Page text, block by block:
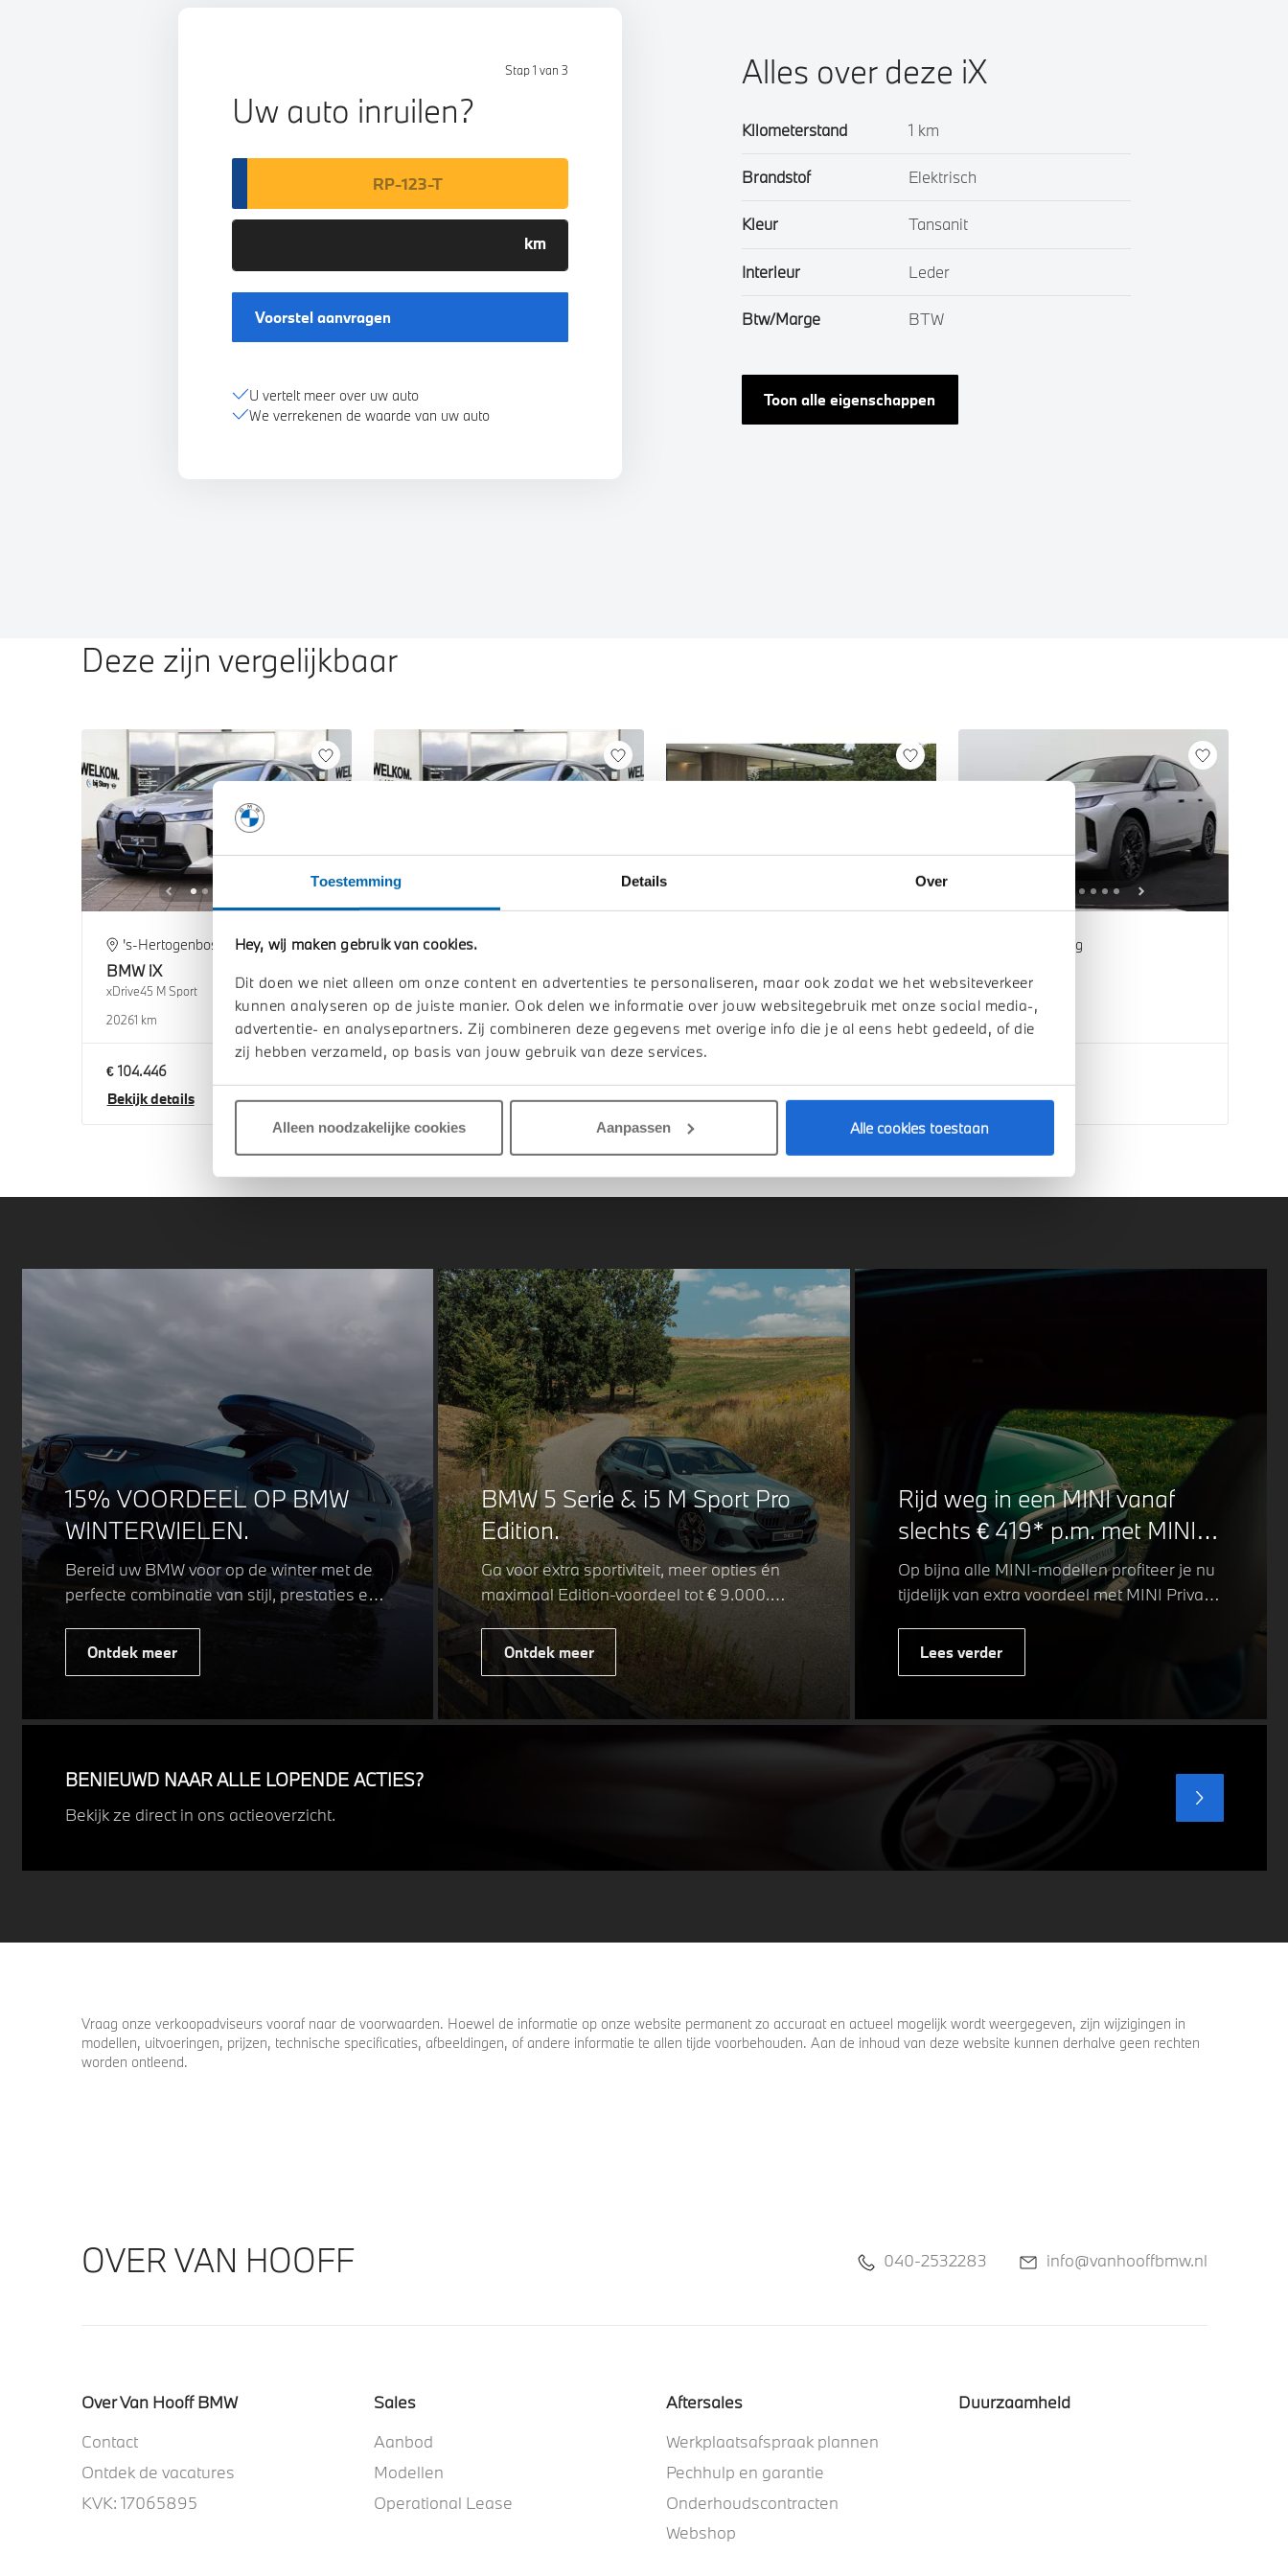
Toestemming Details Over
Hey, wij maken gebruik van cookies.
Dit doen we niet alleen om onze content en advertenties te personaliseren, maar ook zodat we het websiteverkeer
kunnen analyseren op de juiste manier. Ook delen we informatie over jouw websitegebruik met onze social media-,
advertentie- en analysepartners. Zij combineren deze gegevens met overige info die je al eens hebt gedeeld, of die
zij hebben verzameld, op basis van jouw gebruik van deze services.
Alleen noodzakelijke cookies Aanpassen Alle cookies toestaan
Stap 1 van 3
Uw auto inruilen?
Voorstel aanvragen
U vertelt meer over uw auto
We verrekenen de waarde van uw auto
Alles over deze iX
Kilometerstand 1 km
Brandstof Elektrisch
Kleur Tansanit
Interieur Leder
Btw/Marge BTW
Toon alle eigenschappen
Deze zijn vergelijkbaar
's-Hertogenbosch
BMW iX
xDrive45 M Sport
20261 km
€ 104.446
Bekijk details
's-Hertogenbosch
xDrive45 M Sport
2026
Bekijk details
xDrive45 M Sport
1 km
Bekijk details
Waardenburg
xDrive45 M Sport
2026 1 km
Bekijk details
15% VOORDEEL OP BMW
WINTERWIELEN.
Bereid uw BMW voor op de winter met de
perfecte combinatie van stijl, prestaties en
of elegante look, onze winterwielen zijn
uitdagende weersomstandigheden.
Ontdek meer
BMW 5 Serie & i5 M Sport Pro
Edition.
Ga voor extra sportiviteit, meer opties én
maximaal Edition-voordeel tot € 9.000.
Fiscaal leverbaar vanaf € 75.347. Met de
BMW 5 Serie & i5 M Sport Pro Edition kiest
u voor een rijk uitgeruste uitvoering waarin
juist de details het verschil maken. De
details die ervoor zorgen dat u nog één
keer omkijkt voordat u verder loopt.
Ontdek meer
Rijd weg in een MINI vanaf
slechts € 419* p.m. met MINI
Private Lease.
Op bijna alle MINI-modellen profiteer je nu
tijdelijk van extra voordeel met MINI Private
per maand, in plaats van € 449. Afhankelijk
Lees verder
BENIEUWD NAAR ALLE LOPENDE ACTIES?
Bekijk ze direct in ons actieoverzicht.
Vraag onze verkoopadviseurs vooraf naar de voorwaarden. Hoewel de informatie op onze website permanent zo accuraat en actueel mogelijk wordt weergegeven, zijn wijzigingen in
modellen, uitvoeringen, prijzen, technische specificaties, afbeeldingen, of andere informatie te allen tijde voorbehouden. Aan de inhoud van deze website kunnen derhalve geen rechten
worden ontleend.
OVER VAN HOOFF 040-2532283 info@vanhooffbmw.nl
Over Van Hooff BMW
Contact
Ontdek de vacatures
KVK: 17065895
Sales
Aanbod
Modellen
Operational Lease
Aftersales
Werkplaatsafspraak plannen
Pechhulp en garantie
Onderhoudscontracten
Webshop
Duurzaamheid